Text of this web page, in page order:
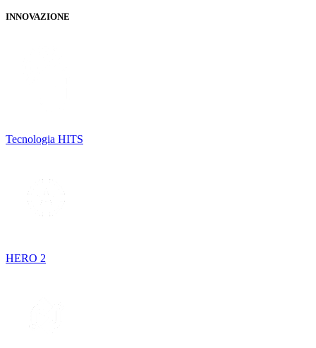
INNOVAZIONE
Tecnologia HITS
HERO 2